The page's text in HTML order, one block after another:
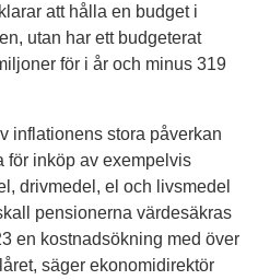
att hålla en budget i
utan har ett budgeterat
för i år och minus 319
inflationens stora påverkan
för inköp av exempelvis
drivmedel, el och livsmedel
pensionerna värdesäkras
en kostnadsökning med över
säger ekonomidirektör